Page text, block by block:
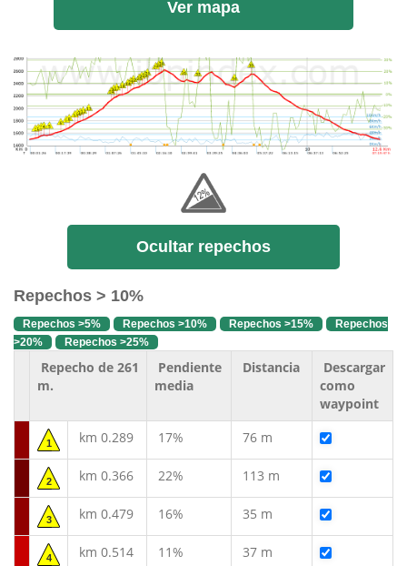
Ver mapa
Ocultar repechos
Repechos > 10%
Repechos >5% Repechos >10% Repechos >15%
Repechos
>20%
Repechos >25%
Repecho de 261
m.
Pendiente
media
Distancia
Descargar
como
waypoint
1 km 0.289 17% 76 m
2 km 0.366 22% 113 m
3 km 0.479 16% 35 m
4 km 0.514 11% 37 m